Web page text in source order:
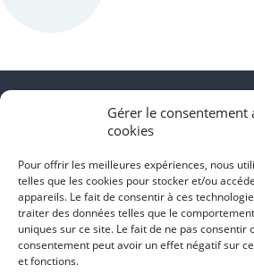
Gérer le consentement
cookies
Pour offrir les meilleures expériences, nous
telles que les cookies pour stocker et/ou
appareils. Le fait de consentir à ces
traiter des données telles que le
uniques sur ce site. Le fait de ne pas consentir
consentement peut avoir un effet négatif sur
et fonctions.
Assurances Jobsest un site
dans l’industrie de l’assurance de
services financiers pour les
courtiers en assurances, les